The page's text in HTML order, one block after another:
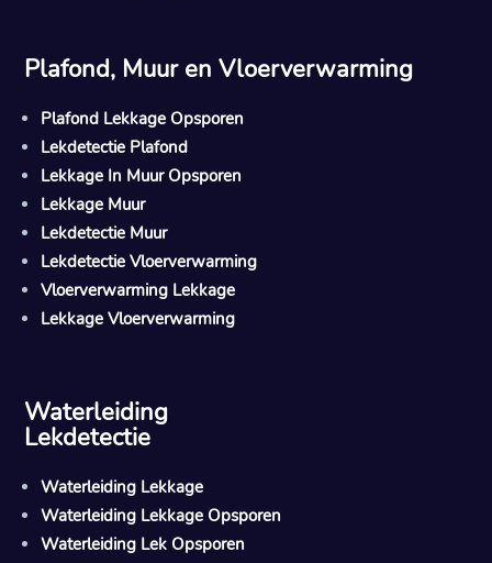
Plafond, Muur en Vloerverwarming
Plafond Lekkage Opsporen
Lekdetectie Plafond
Lekkage In Muur Opsporen
Lekkage Muur
Lekdetectie Muur
Lekdetectie Vloerverwarming
Vloerverwarming Lekkage
Lekkage Vloerverwarming
Waterleiding
Lekdetectie
Waterleiding Lekkage
Waterleiding Lekkage Opsporen
Waterleiding Lek Opsporen